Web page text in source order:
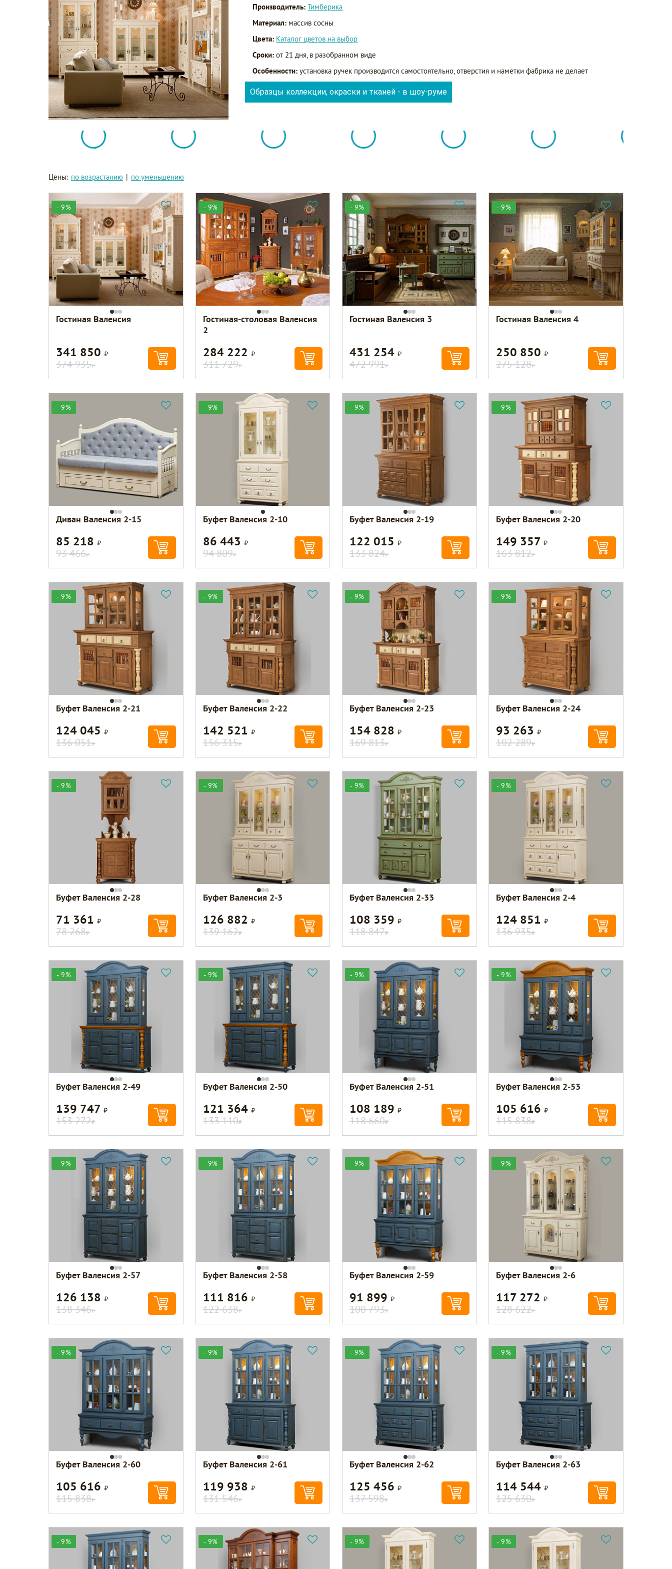
Производитель: Тимберика
Материал: массив сосны
Цвета: Каталог цветов на выбор
Сроки: от 21 дня, в разобранном виде
Особенности: установка ручек производится самостоятельно, отверстия и наметки фабрика не делает
Образцы коллекции, окраски и тканей - в шоу-руме
Цены: по возрастанию | по уменьшению
- 9%
Гостиная Валенсия
341 850Р
374 935Р
- 9%
Гостиная-столовая Валенсия
2
284 222 Р
311 729Р
- 9%
Гостиная Валенсия 3
431 254 Р
472 991Р
- 9%
Гостиная Валенсия 4
250 850Р
275 128Р
- 9%
Диван Валенсия 2-15
85 218Р
93 466Р
- 9%
Буфет Валенсия 2-10
86 443 Р
94 809Р
- 9%
Буфет Валенсия 2-19
122 015 Р
133 824Р
- 9%
Буфет Валенсия 2-20
149 357Р
163 812Р
- 9%
Буфет Валенсия 2-21
124 045Р
136 051Р
- 9%
Буфет Валенсия 2-22
142 521 Р
156 315Р
- 9%
Буфет Валенсия 2-23
154 828 Р
169 813Р
- 9%
Буфет Валенсия 2-24
93 263Р
102 289Р
- 9%
Буфет Валенсия 2-28
71 361Р
78 268Р
- 9%
Буфет Валенсия 2-3
126 882 Р
139 162Р
- 9%
Буфет Валенсия 2-33
108 359 Р
118 847Р
- 9%
Буфет Валенсия 2-4
124 851Р
136 935Р
- 9%
Буфет Валенсия 2-49
139 747Р
153 272Р
- 9%
Буфет Валенсия 2-50
121 364 Р
133 110Р
- 9%
Буфет Валенсия 2-51
108 189 Р
118 660Р
- 9%
Буфет Валенсия 2-53
105 616Р
115 838Р
- 9%
Буфет Валенсия 2-57
126 138Р
138 346Р
- 9%
Буфет Валенсия 2-58
111 816 Р
122 638Р
- 9%
Буфет Валенсия 2-59
91 899 Р
100 793Р
- 9%
Буфет Валенсия 2-6
117 272Р
128 622Р
- 9%
Буфет Валенсия 2-60
105 616Р
115 838Р
- 9%
Буфет Валенсия 2-61
119 938 Р
131 546Р
- 9%
Буфет Валенсия 2-62
125 456 Р
137 598Р
- 9%
Буфет Валенсия 2-63
114 544Р
125 630Р
- 9% - 9% - 9% - 9%